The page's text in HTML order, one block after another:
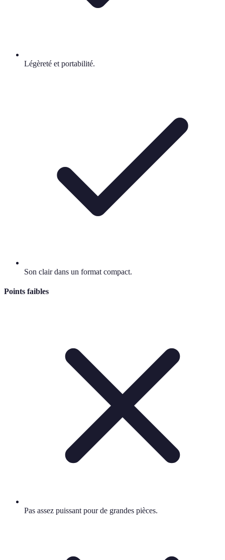
Légèreté et portabilité.
Son clair dans un format compact.
Points faibles
Pas assez puissant pour de grandes pièces.